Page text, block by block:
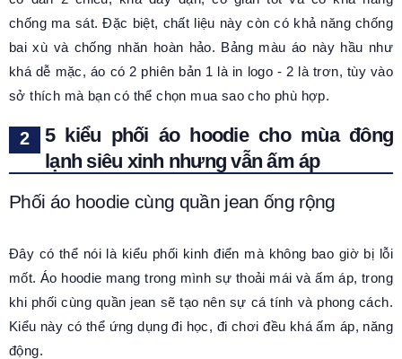
chống ma sát. Đặc biệt, chất liệu này còn có khả năng chống
bai xù và chống nhăn hoàn hảo. Bảng màu áo này hầu như
khá dễ mặc, áo có 2 phiên bản 1 là in logo - 2 là trơn, tùy vào
sở thích mà bạn có thể chọn mua sao cho phù hợp.
5 kiểu phối áo hoodie cho mùa đông
lạnh siêu xinh nhưng vẫn ấm áp
Phối áo hoodie cùng quần jean ống rộng
Đây có thể nói là kiểu phối kinh điển mà không bao giờ bị lỗi
mốt. Áo hoodie mang trong mình sự thoải mái và ấm áp, trong
khi phối cùng quần jean sẽ tạo nên sự cá tính và phong cách.
Kiểu này có thể ứng dụng đi học, đi chơi đều khá ấm áp, năng
động.